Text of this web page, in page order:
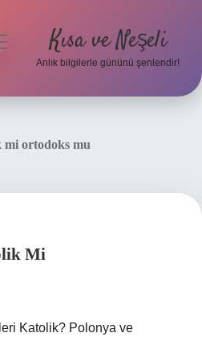
Kısa ve Neşeli
Anlık bilgilerle gününü şenlendir!
ortodoks mu
Mi
Katolik? Polonya ve